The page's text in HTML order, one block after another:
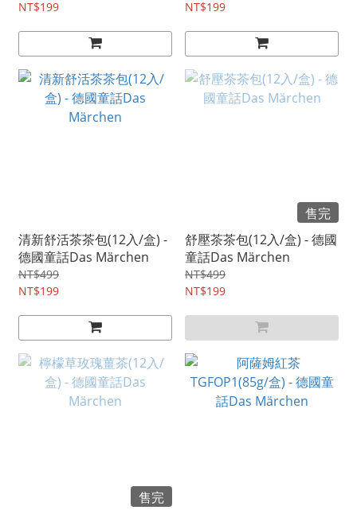
NT$199 NT$199
清新舒活茶茶包(12入/盒) -
德國童話Das Märchen
NT$499
NT$199
售完
舒壓茶茶包(12入/盒) - 德國
童話Das Märchen
NT$499
NT$199
售完